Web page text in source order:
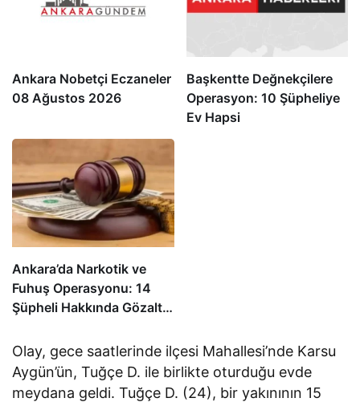
Ankara Nobetçi Eczaneler
08 Ağustos 2026
Başkentte Değnekçilere
Operasyon: 10 Şüpheliye
Ev Hapsi
Ankara’da Narkotik ve
Fuhuş Operasyonu: 14
Şüpheli Hakkında Gözaltı
Olay, gece saatlerinde ilçesi Mahallesi’nde Karsu
Aygün’ün, Tuğçe D. ile birlikte oturduğu evde
meydana geldi. Tuğçe D. (24), bir yakınının 15